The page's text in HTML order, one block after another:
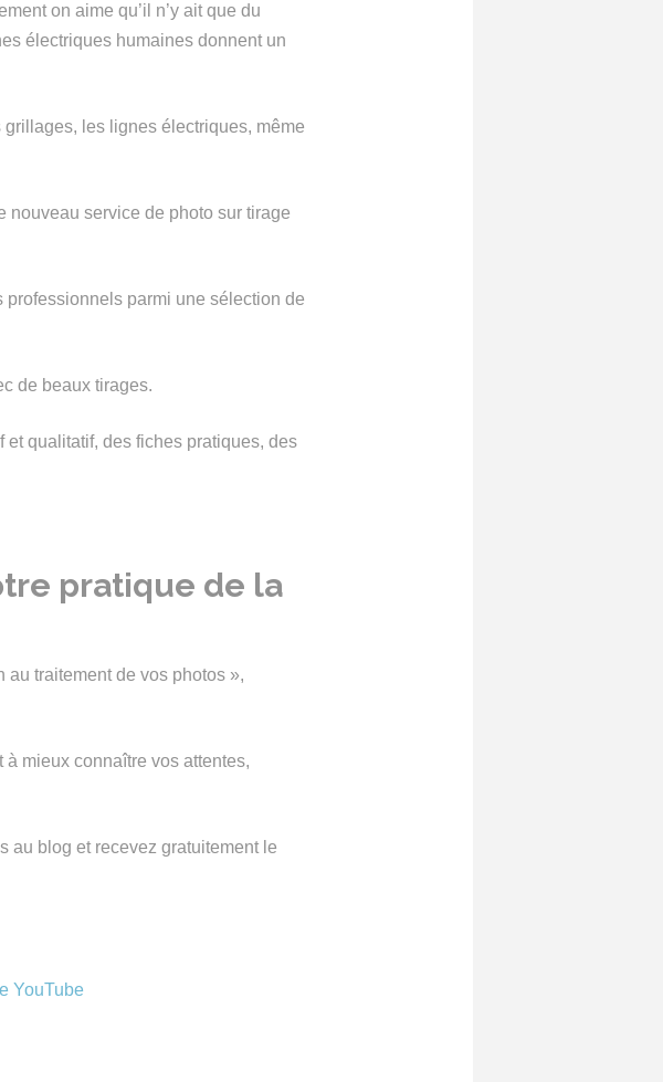
on aime qu’il n’y ait que du
électriques humaines donnent un
les lignes électriques, même
nouveau service de photo sur tirage
parmi une sélection de
de beaux tirages.
qualitatif, des fiches pratiques, des
pratique de la
traitement de vos photos »,
mieux connaître vos attentes,
au blog et recevez gratuitement le
YouTube